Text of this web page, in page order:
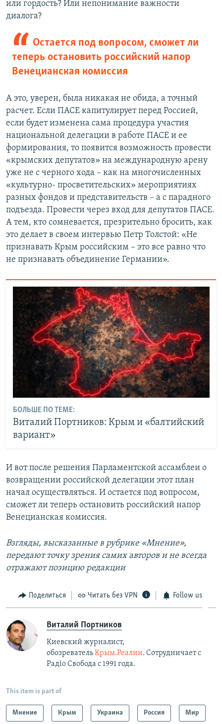
или гордость? Или непонимание важности
диалога?
Остается под вопросом, сможет ли
теперь остановить российский напор
Венецианская комиссия
А это, уверен, была никакая не обида, а точный
расчет. Если ПАСЕ капитулирует перед Россией,
если будет изменена сама процедура участия
национальной делегации в работе ПАСЕ и ее
формирования, то появится возможность провести
«крымских депутатов» на международную арену
уже не с черного хода – как на многочисленных
«культурно- просветительских» мероприятиях
разных фондов и представительств – а с парадного
подъезда. Провести через вход для депутатов ПАСЕ.
А тем, кто сомневается, презрительно бросить, как
это делает в своем интервью Петр Толстой: «Не
признавать Крым российским – это все равно что
не признавать объединение Германии».
БОЛЬШЕ ПО ТЕМЕ:
Виталий Портников: Крым и «балтийский
вариант»
И вот после решения Парламентской ассамблеи о
возвращении российской делегации этот план
начал осуществляться. И остается под вопросом,
сможет ли теперь остановить российский напор
Венецианская комиссия.
Взгляды, высказанные в рубрике «​Мнение»​,
передают точку зрения самих авторов и не всегда
отражают позицию редакции
Поделиться Читать без VPN Follow us
Виталий Портников
Киевский журналист,
обозревательКрым.Реалии. Сотрудничает с
Радiо Свобода с 1991 года.
This item is part of
Мнение Крым Украина Россия Мир